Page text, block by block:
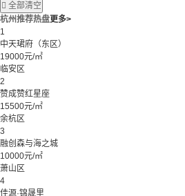
 全部清空
杭州推荐热盘更多>
1
中天珺府（东区）
19000元/㎡
临安区
2
赞成赞红星座
15500元/㎡
余杭区
3
融创森与海之城
10000元/㎡
萧山区
4
佳源·锦晟里